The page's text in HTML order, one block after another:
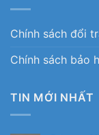
Chính sách đổi
Chính sách bảo
TIN MỚI NHẤT